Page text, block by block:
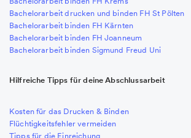
Bachelorarbeit drucken und binden FH St Pölten
Bachelorarbeit binden FH Kärnten
Bachelorarbeit binden FH Joanneum
Bachelorarbeit binden Sigmund Freud Uni
Hilfreiche Tipps für deine Abschlussarbeit
Kosten für das Drucken & Binden
Flüchtigkeitsfehler vermeiden
Tipps für die Einreichung